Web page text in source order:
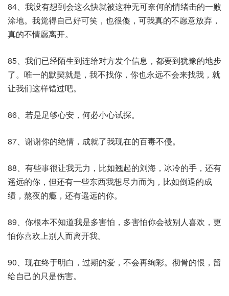
84、我没有想到会这么快就被这种无可奈何的情绪击的一败
涂地。我觉得自己好可笑，也很傻，可我真的不愿意放弃，
真的不情愿离开。
85、我们已经陌生到连给对方发个信息，都要到犹豫的地步
了。唯一的默契就是，我不找你，你也永远不会来找我，就
让我们这样错过吧。
86、若是足够心安，何必小心试探。
87、谢谢你的绝情，成就了我现在的百毒不侵。
88、有些事很让我无力，比如翘起的刘海，冰冷的手，还有
遥远的你，但还有一些东西我想尽力而为，比如倒退的成
绩，熬夜的瘾，还有遥远的你。
89、你根本不知道我是多害怕，多害怕你会被别人喜欢，更
怕你喜欢上别人而离开我。
90、现在终于明白，过期的爱，不会再绚彩。彻骨的恨，留
给自己的只是伤害。